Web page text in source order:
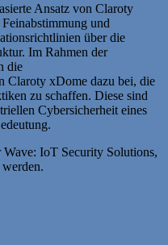
Ansatz von Claroty
und
über die
Im Rahmen der
die
Claroty xDome dazu bei, die
zu schaffen. Diese sind
Cybersicherheit eines
IoT Security Solutions,